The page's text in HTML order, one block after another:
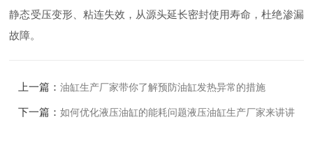
静态受压变形、粘连失效，从源头延长密封使用寿命，杜绝渗漏
故障。
上一篇：油缸生产厂家带你了解预防油缸发热异常的措施
下一篇：如何优化液压油缸的能耗问题液压油缸生产厂家来讲讲